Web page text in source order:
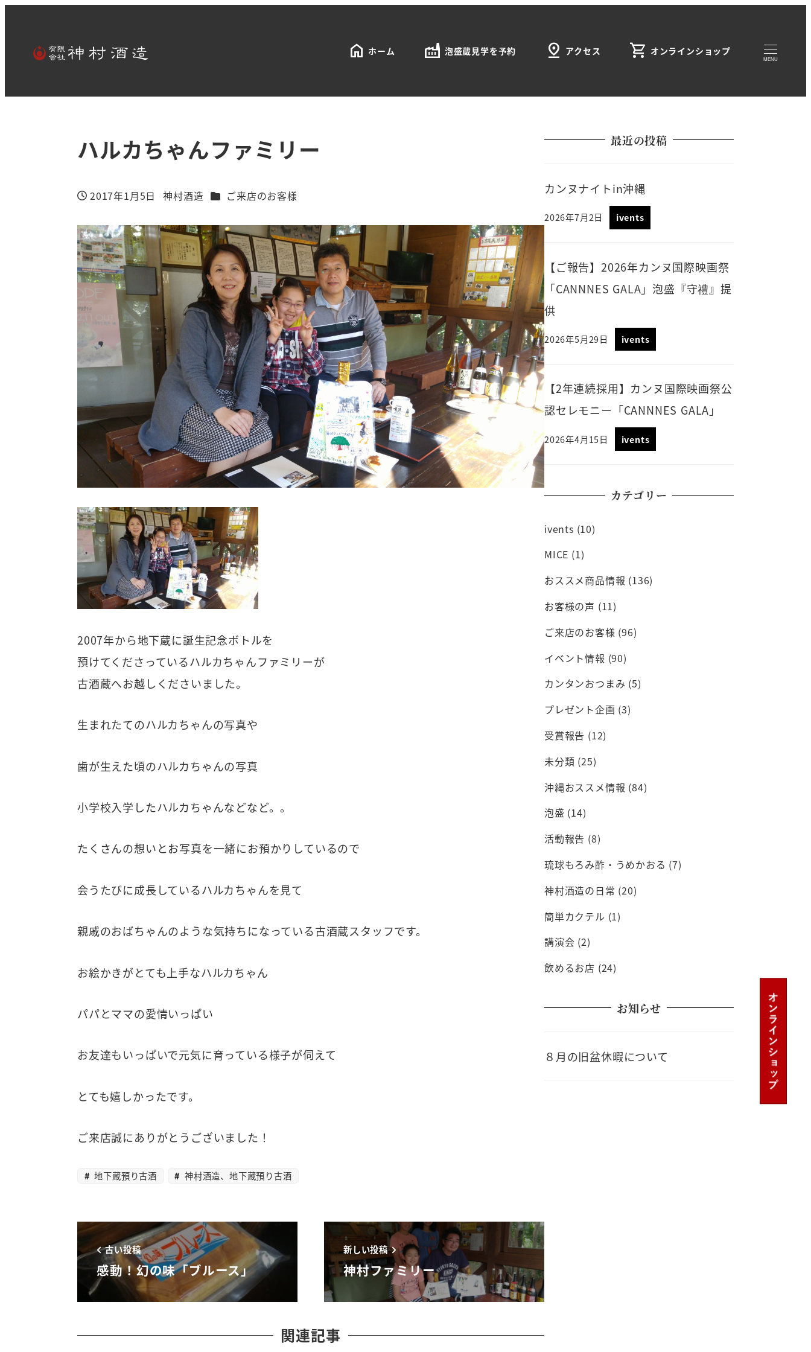
home ホーム factory 泡盛蔵見学を予約 pin_drop アクセス shopping_cart オンラインショップ
MENU
ハルカちゃんファミリー
投稿日
2017年1月5日
著
者
神村酒造 カテゴリー
ご来店のお客様
2007年から地下蔵に誕生記念ボトルを
預けてくださっているハルカちゃんファミリーが
古酒蔵へお越しくださいました。
生まれたてのハルカちゃんの写真や
歯が生えた頃のハルカちゃんの写真
小学校入学したハルカちゃんなどなど。。
たくさんの想いとお写真を一緒にお預かりしているので
会うたびに成長しているハルカちゃんを見て
親戚のおばちゃんのような気持ちになっている古酒蔵スタッフです。
お絵かきがとても上手なハルカちゃん
パパとママの愛情いっぱい
お友達もいっぱいで元気に育っている様子が伺えて
とても嬉しかったです。
ご来店誠にありがとうございました！
地下蔵預り古酒 神村酒造、地下蔵預り古酒
古い投稿
感動！幻の味「ブルース」
新しい投稿
神村ファミリー
関連記事
最近の投稿
カンヌナイトin沖縄
2026年7月2日 ivents
【ご報告】2026年カンヌ国際映画祭
「CANNNES GALA」泡盛『守禮』提
供
2026年5月29日 ivents
【2年連続採用】カンヌ国際映画祭公
認セレモニー「CANNNES GALA」
2026年4月15日 ivents
カテゴリー
ivents (10)
MICE (1)
おススメ商品情報 (136)
お客様の声 (11)
ご来店のお客様 (96)
イベント情報 (90)
カンタンおつまみ (5)
プレゼント企画 (3)
受賞報告 (12)
未分類 (25)
沖縄おススメ情報 (84)
泡盛 (14)
活動報告 (8)
琉球もろみ酢・うめかおる (7)
神村酒造の日常 (20)
簡単カクテル (1)
講演会 (2)
飲めるお店 (24)
お知らせ
８月の旧盆休暇について